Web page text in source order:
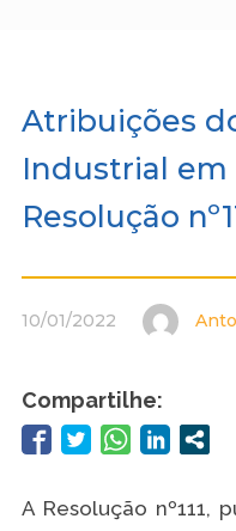
Atribuições
Industrial em
Resolução
10/01/2022
Compartilhe:
A Resolução nº111,